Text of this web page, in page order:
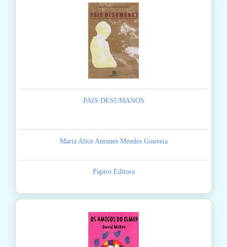
PAIS DESUMANOS
Maria Alice Antunes Mendes Gouveia
Papiro Editora